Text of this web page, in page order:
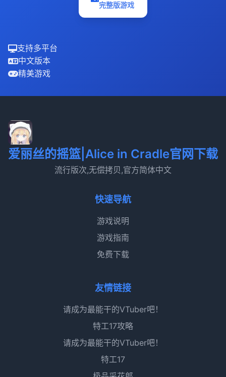
完整版游戏
支持多平台
中文版本
精美游戏
爱丽丝的摇篮|Alice in Cradle官网下载
流行版次,无偿拷贝,官方简体中文
快速导航
游戏说明
游戏指南
免费下载
友情链接
请成为最能干的VTuber吧！
特工17攻略
请成为最能干的VTuber吧！
特工17